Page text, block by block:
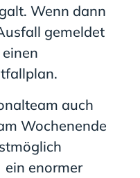
galt. Wenn dann
gemeldet
auch
Wochenende
ein enormer